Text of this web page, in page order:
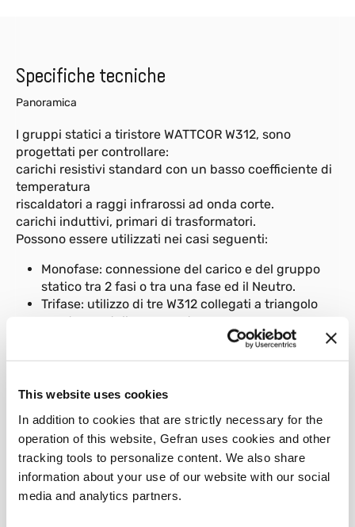
This website uses cookies
In addition to cookies that are strictly necessary for the
operation of this website, Gefran uses cookies and other
tracking tools to personalize content. We also share
information about your use of our website with our social
media and analytics partners.
Specifiche tecniche
Panoramica
I gruppi statici a tiristore WATTCOR W312, sono
progettati per controllare:
carichi resistivi standard con un basso coefficiente di
temperatura
riscaldatori a raggi infrarossi ad onda corte.
carichi induttivi, primari di trasformatori.
Possono essere utilizzati nei casi seguenti:
Monofase: connessione del carico e del gruppo
statico tra 2 fasi o tra una fase ed il Neutro.
Trifase: utilizzo di tre W312 collegati a triangolo
aperto o a stella con neutro.
La serie W312 é progettata sulla base di una
dalle cinque differenti specifiche di portata di
corrente per una temperatura ambiente di 50°C. Il
circuito di potenza é studiato per ope-rare in un
ampio range di tensione.
La tensione di esercizio può variare da un minimo di
24Vac ad un massimo di 660Vac (Max range 20…
725Vac).